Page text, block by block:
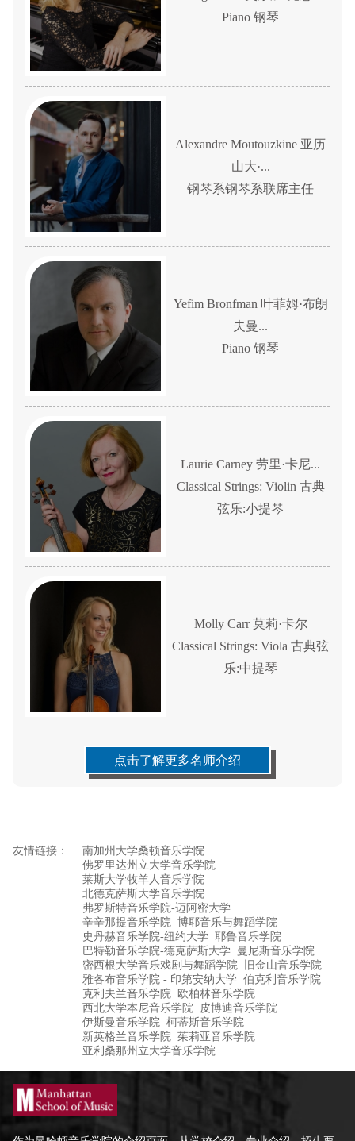
Piano 钢琴
Alexandre Moutouzkine 亚历
山大·...
钢琴系钢琴系联席主任
Yefim Bronfman 叶菲姆·布朗
夫曼...
Piano 钢琴
Laurie Carney 劳里·卡尼...
Classical Strings: Violin 古典
弦乐:小提琴
Molly Carr 莫莉·卡尔
Classical Strings: Viola 古典弦
乐:中提琴
点击了解更多名师介绍
友情链接：
南加州大学桑顿音乐学院
佛罗里达州立大学音乐学院
莱斯大学牧羊人音乐学院
北德克萨斯大学音乐学院
弗罗斯特音乐学院-迈阿密大学
辛辛那提音乐学院 博耶音乐与舞蹈学院
史丹赫音乐学院-纽约大学 耶鲁音乐学院
巴特勒音乐学院-德克萨斯大学 曼尼斯音乐学院
密西根大学音乐戏剧与舞蹈学院
旧金山音乐学院
雅各布音乐学院 - 印第安纳大学 伯克利音乐学院
克利夫兰音乐学院
欧柏林音乐学院
西北大学本尼音乐学院
皮博迪音乐学院
伊斯曼音乐学院 柯蒂斯音乐学院
新英格兰音乐学院 茱莉亚音乐学院
亚利桑那州立大学音乐学院